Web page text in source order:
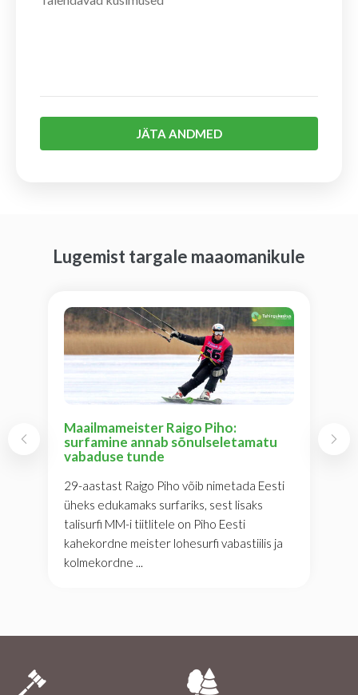
JÄTA ANDMED
Lugemist targale maaomanikule
Maailmameister Raigo Piho:
surfamine annab sõnulseletamatu
vabaduse tunde
29-aastast Raigo Piho võib nimetada Eesti
üheks edukamaks surfariks, sest lisaks
talisurfi MM-i tiitlitele on Piho Eesti
kahekordne meister lohesurfi vabastiilis ja
kolmekordne ...